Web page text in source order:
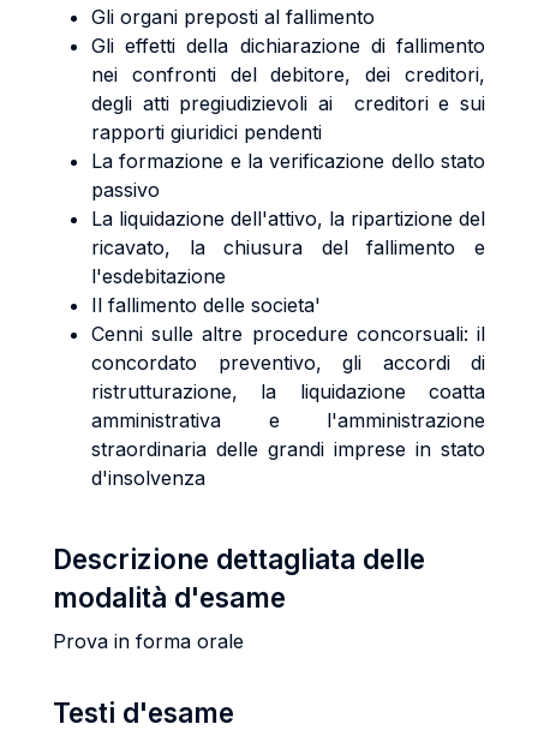
Gli organi preposti al fallimento
Gli effetti della dichiarazione di fallimento
nei confronti del debitore, dei creditori,
degli atti pregiudizievoli ai creditori e sui
rapporti giuridici pendenti
La formazione e la verificazione dello stato
passivo
La liquidazione dell'attivo, la ripartizione del
ricavato, la chiusura del fallimento e
l'esdebitazione
Il fallimento delle societa'
Cenni sulle altre procedure concorsuali: il
concordato preventivo, gli accordi di
ristrutturazione, la liquidazione coatta
amministrativa e l'amministrazione
straordinaria delle grandi imprese in stato
d'insolvenza
Descrizione dettagliata delle
modalità d'esame
Prova in forma orale
Testi d'esame